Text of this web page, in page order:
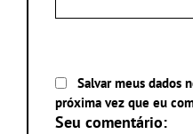
Salvar meus dados
próxima vez que eu
Seu comentário: